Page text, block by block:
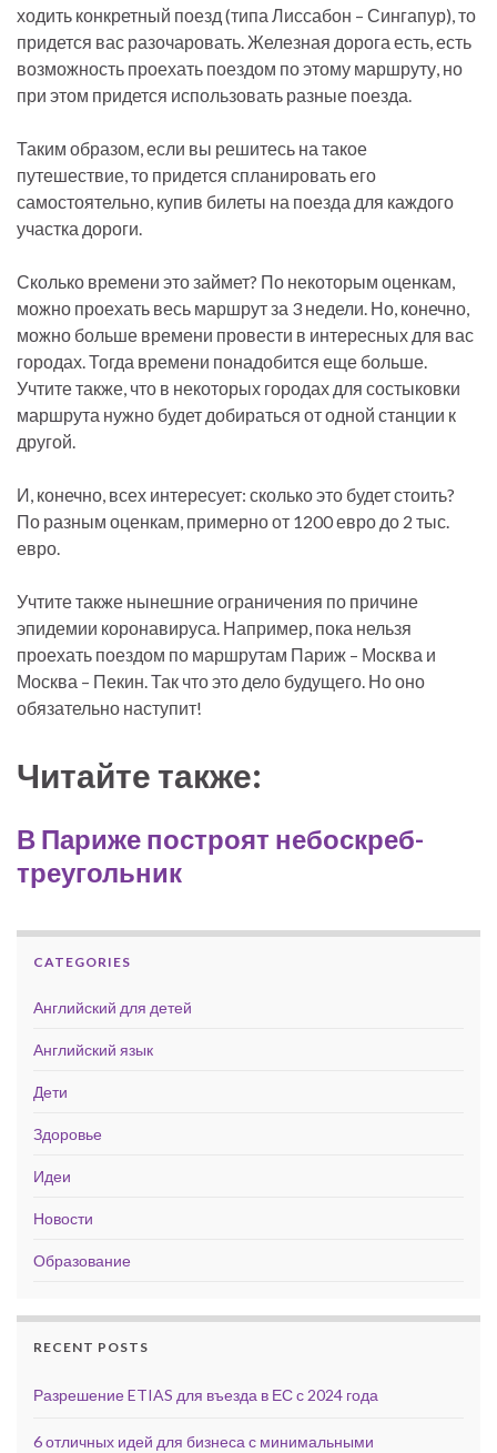
ходить конкретный поезд (типа Лиссабон – Сингапур), то
придется вас разочаровать. Железная дорога есть, есть
возможность проехать поездом по этому маршруту, но
при этом придется использовать разные поезда.
Таким образом, если вы решитесь на такое
путешествие, то придется спланировать его
самостоятельно, купив билеты на поезда для каждого
участка дороги.
Сколько времени это займет? По некоторым оценкам,
можно проехать весь маршрут за 3 недели. Но, конечно,
можно больше времени провести в интересных для вас
городах. Тогда времени понадобится еще больше.
Учтите также, что в некоторых городах для состыковки
маршрута нужно будет добираться от одной станции к
другой.
И, конечно, всех интересует: сколько это будет стоить?
По разным оценкам, примерно от 1200 евро до 2 тыс.
евро.
Учтите также нынешние ограничения по причине
эпидемии коронавируса. Например, пока нельзя
проехать поездом по маршрутам Париж – Москва и
Москва – Пекин. Так что это дело будущего. Но оно
обязательно наступит!
Читайте также:
В Париже построят небоскреб-
треугольник
CATEGORIES
Английский для детей
Английский язык
Дети
Здоровье
Идеи
Новости
Образование
RECENT POSTS
Разрешение ETIAS для въезда в ЕС с 2024 года
6 отличных идей для бизнеса с минимальными